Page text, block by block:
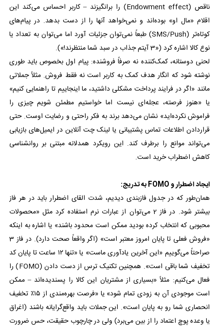
ناقص (Endowment effect) را برانگیزند – کاربر احساس می‌کند این
اقلام «مال او» بوده‌اند و نمی‌خواهد آنها را از دست بدهد. در پیام‌های
کوتاه‌تر (SMS/Push) طبعاً نمی‌توان جزئیات آورد اما می‌توان به تعداد یا
نوع کالا اشاره کرد («3 آیتم جذاب در سبد شما منتظرند!»).
لحنی دوستانه، کمک‌کننده نه صرفاً فروشنده: پیام اول بخصوص باید طوری
نوشته شود که انگار هدف کمک به کاربر است نه فقط فروش. مثلاً جملاتی
مانند «اگر در فرایند پرداخت مشکلی داشتید، ما اینجاییم تا راهنمایی کنیم»
یا «هنوز فرصته، عجله‌ای نیست اما خواستیم مطمئن شویم چیزی را
فراموش نکرده‌اید» نشان می‌دهد برند به فکر راحتی و رضایت اوست. حتی
قراردادن اطلاعات تماس پشتیبانی یا لینک چت آنلاین در ایمیل‌های بازیابی
می‌تواند موانع را برطرف کند. این رویکرد همدلانه مبتنی بر روانشناسی
کاهش اضطراب خرید است.
ایجاد اضطرار و FOMO به تدریج:
همان‌طور که در جدول فازبندی دیدیم، شدت القای اضطرار باید در هر فاز
بیشتر شود. در فاز 2 می‌توان از عبارات نرم استفاده کرد مثل «محصولات
محبوبی که انتخاب کرده بودید ممکن است محدود باشند» یا اشاره به اینکه
«فروش فعلی تا پایان امروز معتبر است» (اگر واقعاً صحت دارد). در فاز 3
صراحتاً می‌گوییم «این آخرین یادآوری ماست» یا «تنها ۱۲ ساعت تا پایان کد
تخفیف شما باقی است». همچنین تکنیک ترس از دست دادن (FOMO) را
فعال می‌کنیم: مثلاً «بسیاری از مشتریان این کالا را پسندیده‌اند – ممکن
است موجودی آن به زودی تمام شود» یا «فرصت بهره‌مندی از ۱۵٪ تخفیف
انحصاری شما رو به پایان است». این جملات باید واقع‌گرایانه باشند (اغراق
یا وعده پوچ اعتماد را از بین می‌برد) ولی در چارچوب حقیقت، حس ضرورت